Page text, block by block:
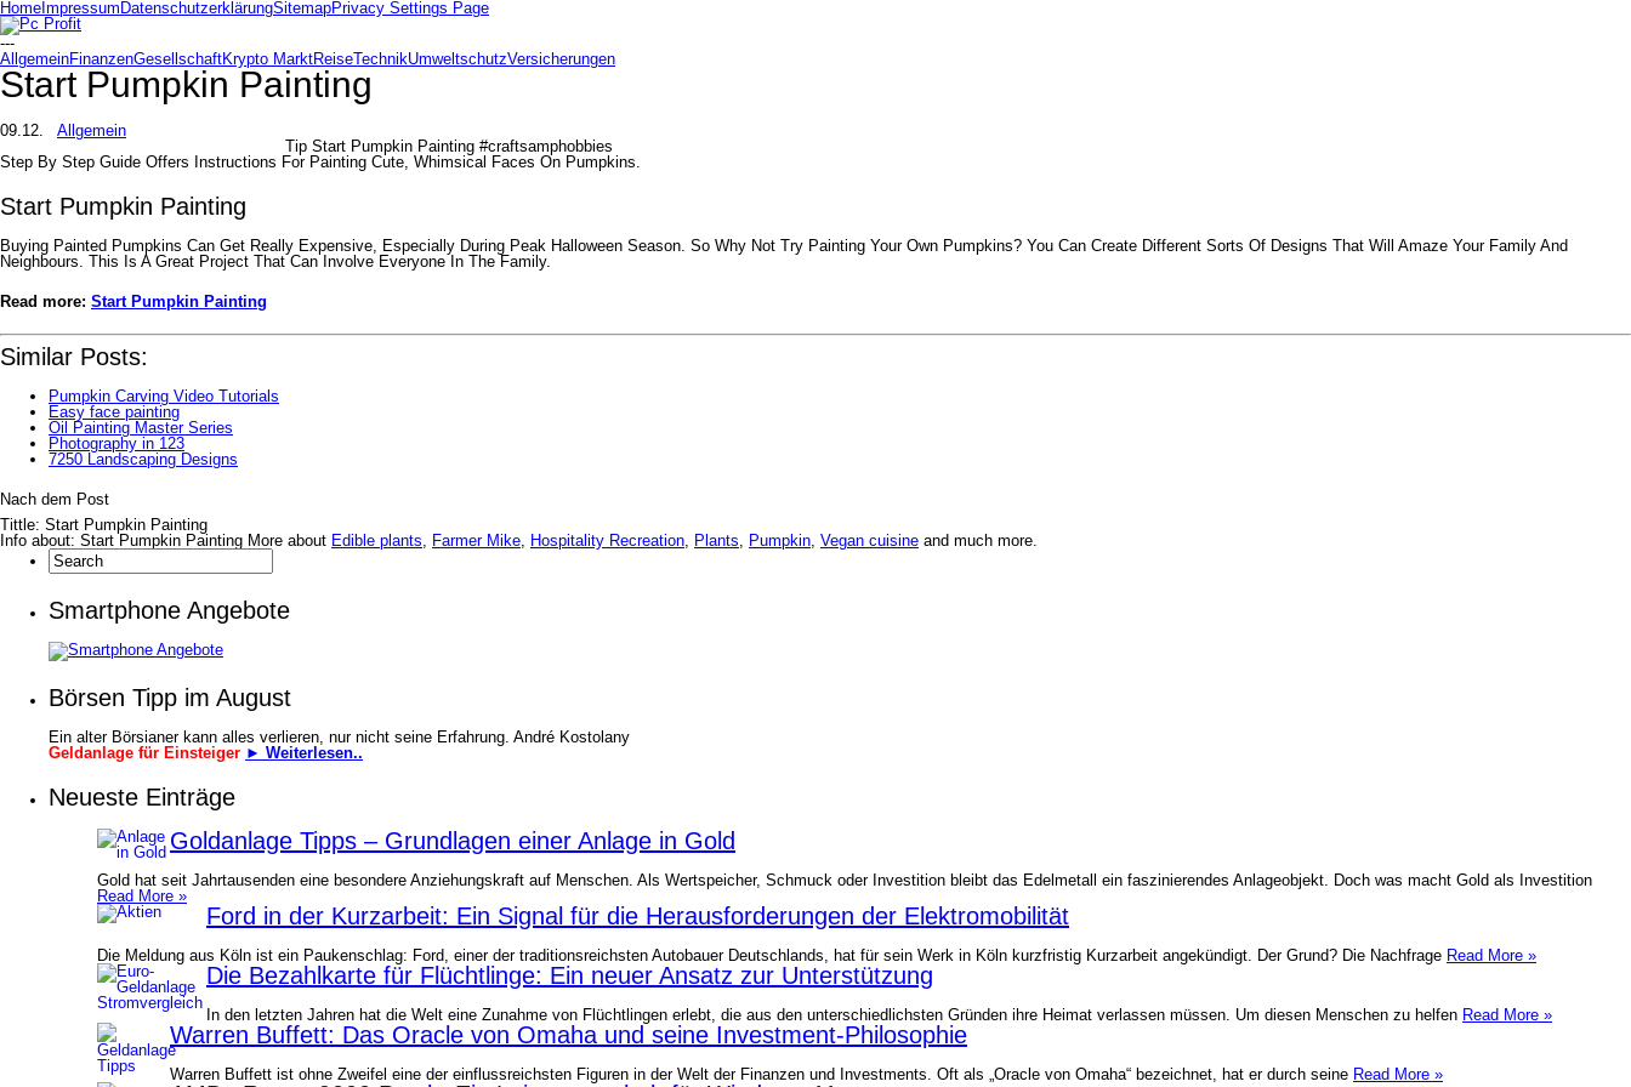
Home Impressum DatenschutzerklärungSitemapPrivacy Settings Page
---
AllgemeinFinanzenGesellschaftKrypto MarktReiseTechnikUmweltschutzVersicherungen
Start Pumpkin Painting
09.12.
Allgemein
Tip Start Pumpkin Painting #craftsamphobbies
Step By Step Guide Offers Instructions For Painting Cute, Whimsical Faces On Pumpkins.
Start Pumpkin Painting
Buying Painted Pumpkins Can Get Really Expensive, Especially During Peak Halloween Season. So Why Not Try Painting Your Own Pumpkins? You Can Create Different Sorts Of Designs That Will Amaze Your Family And
Neighbours. This Is A Great Project That Can Involve Everyone In The Family.
Read more: Start Pumpkin Painting
Similar Posts:
Pumpkin Carving Video Tutorials
Easy face painting
Oil Painting Master Series
Photography in 123
7250 Landscaping Designs
Nach dem Post
Tittle: Start Pumpkin Painting
Info about: Start Pumpkin Painting More about Edible plants Farmer Mike Hospitality Recreation Plants Pumpkin Vegan cuisine and much more.
Smartphone Angebote
Börsen Tipp im August
Ein alter Börsianer kann alles verlieren, nur nicht seine Erfahrung. André Kostolany
Geldanlage für Einsteiger ► Weiterlesen..
Neueste Einträge
Goldanlage Tipps – Grundlagen einer Anlage in Gold
Gold hat seit Jahrtausenden eine besondere Anziehungskraft auf Menschen. Als Wertspeicher, Schmuck oder Investition bleibt das Edelmetall ein faszinierendes Anlageobjekt. Doch was macht Gold als Investition
Read More »
Ford in der Kurzarbeit: Ein Signal für die Herausforderungen der Elektromobilität
Die Meldung aus Köln ist ein Paukenschlag: Ford, einer der traditionsreichsten Autobauer Deutschlands, hat für sein Werk in Köln kurzfristig Kurzarbeit angekündigt. Der Grund? Die Nachfrage Read More »
Die Bezahlkarte für Flüchtlinge: Ein neuer Ansatz zur Unterstützung
In den letzten Jahren hat die Welt eine Zunahme von Flüchtlingen erlebt, die aus den unterschiedlichsten Gründen ihre Heimat verlassen müssen. Um diesen Menschen zu helfen Read More »
Warren Buffett: Das Oracle von Omaha und seine Investment-Philosophie
Warren Buffett ist ohne Zweifel eine der einflussreichsten Figuren in der Welt der Finanzen und Investments. Oft als „Oracle von Omaha“ bezeichnet, hat er durch seine Read More »